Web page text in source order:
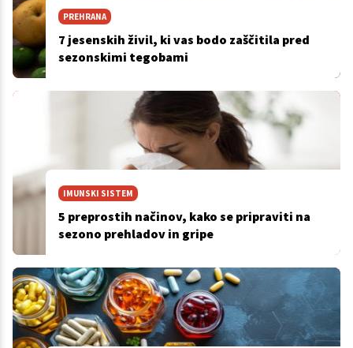
PREHRANA
7 jesenskih živil, ki vas bodo zaščitila pred
sezonskimi tegobami
IMUNSKI SISTEM
5 preprostih načinov, kako se pripraviti na
sezono prehladov in gripe